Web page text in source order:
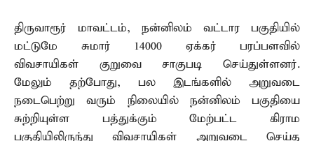
திருவாரூர் மாவட்டம், நன்னிலம் வட்டார பகுதியில்
மட்டுமே சுமார் 14000 ஏக்கர் பரப்பளவில்
விவசாயிகள் குறுவை சாகுபடி செய்துள்ளனர்.
மேலும் தற்போது, பல இடங்களில் அறுவடை
நடைபெற்று வரும் நிலையில் நன்னிலம் பகுதியை
சுற்றியுள்ள பத்துக்கும் மேற்பட்ட கிராம
பகுதியிலிருந்து விவசாயிகள் அறுவடை செய்த